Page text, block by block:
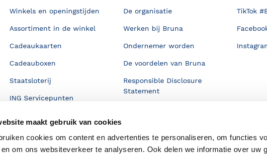
maakt gebruik van cookies
cookies om content en advertenties te personaliseren, om functies
en om ons websiteverkeer te analyseren. Ook delen we informatie over uw
Winkels en openingstijden
Assortiment in de winkel
Cadeaukaarten
Cadeauboxen
Staatsloterij
ING Servicepunten
De organisatie
Werken bij Bruna
Ondernemer worden
De voordelen van Bruna
Responsible Disclosure
Statement
TikTok